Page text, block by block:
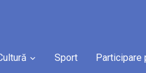
Sport Participare